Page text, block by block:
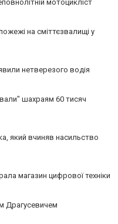
мотоцикліст
на сміттєзвалищі у
нетверезого водія
шахраям 60 тисяч
який вчиняв насильство
магазин цифрової техніки
Драгусевичем